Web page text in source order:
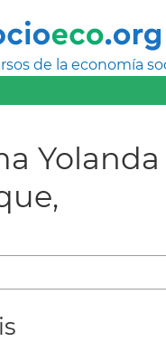
de la economía